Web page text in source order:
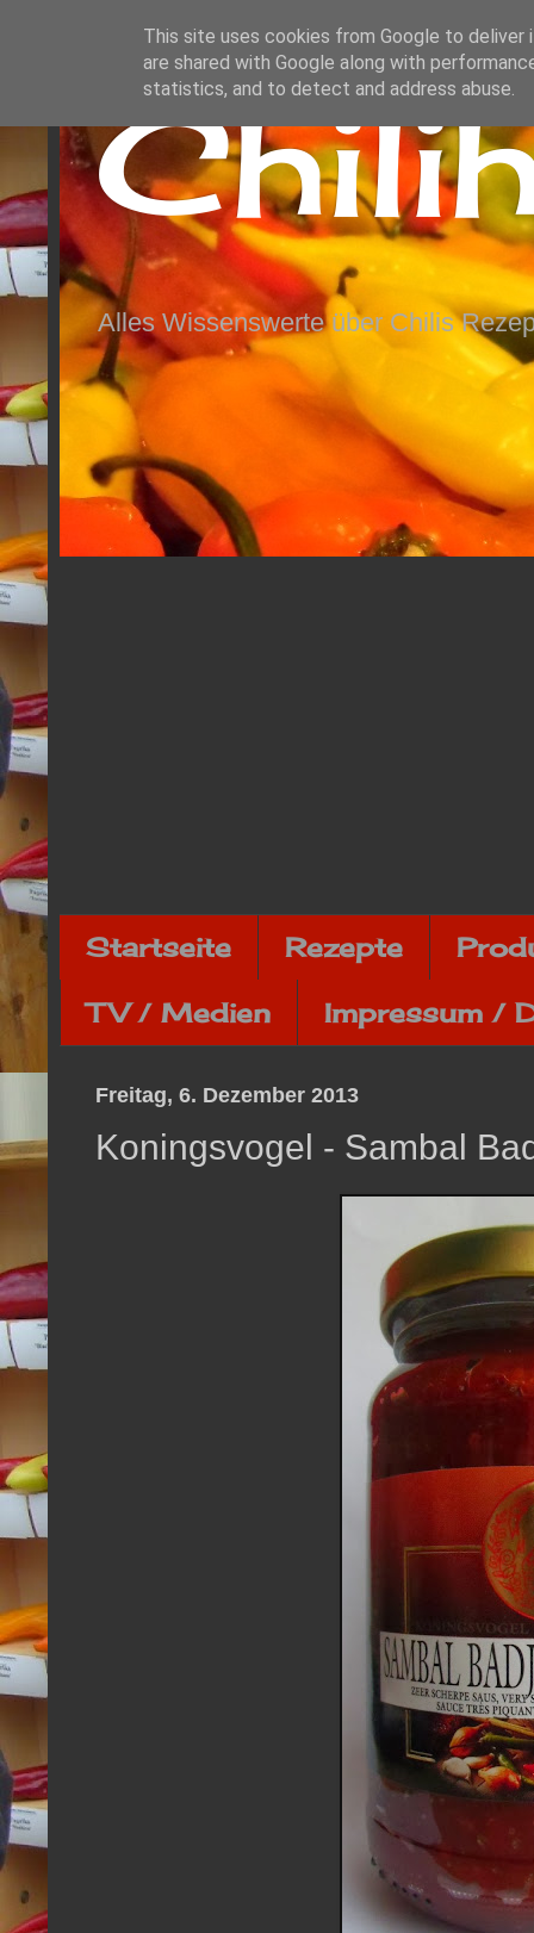
Alles Wissenswerte über Chilis
Startseite Rezepte
TV / Medien Impressum /
Freitag, 6. Dezember 2013
Koningsvogel - Sambal
This site uses cookies from Google to deliver
are shared with Google along with
statistics, and to detect and address abuse.